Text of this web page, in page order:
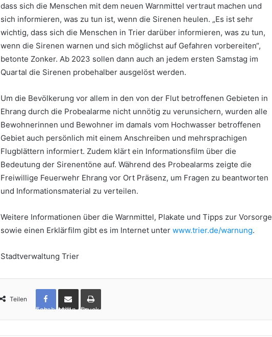
dass sich die Menschen mit dem neuen Warnmittel vertraut machen und
sich informieren, was zu tun ist, wenn die Sirenen heulen. „Es ist sehr
wichtig, dass sich die Menschen in Trier darüber informieren, was zu tun,
wenn die Sirenen warnen und sich möglichst auf Gefahren vorbereiten“,
betonte Zonker. Ab 2023 sollen dann auch an jedem ersten Samstag im
Quartal die Sirenen probehalber ausgelöst werden.
Um die Bevölkerung vor allem in den von der Flut betroffenen Gebieten in
Ehrang durch die Probealarme nicht unnötig zu verunsichern, wurden alle
Bewohnerinnen und Bewohner im damals vom Hochwasser betroffenen
Gebiet auch persönlich mit einem Anschreiben und mehrsprachigen
Flugblättern informiert. Zudem klärt ein Informationsfilm über die
Bedeutung der Sirenentöne auf. Während des Probealarms zeigte die
Freiwillige Feuerwehr Ehrang vor Ort Präsenz, um Fragen zu beantworten
und Informationsmaterial zu verteilen.
Weitere Informationen über die Warnmittel, Plakate und Tipps zur Vorsorge
sowie einen Erklärfilm gibt es im Internet unter www.trier.de/warnung.
Stadtverwaltung Trier
Teilen
Facebook per Mail teilen Drucken